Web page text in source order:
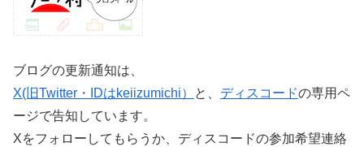
ブログの更新通知は、
X(旧Twitter・IDはkeiizumichi）
と、 ディスコードの専用ペ
ージで告知しています。
Xをフォローしてもらうか、ディスコードの参加希望連絡